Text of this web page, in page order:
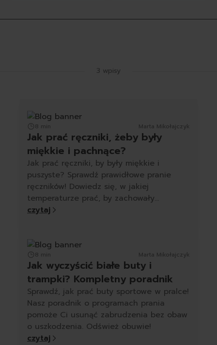
3 wpisy
8 min Marta Mikołajczyk
Jak prać ręczniki, żeby były
miękkie i pachnące?
Jak prać ręczniki, by były miękkie i
puszyste? Sprawdź prawidłowe pranie
ręczników! Dowiedz się, w jakiej
temperaturze prać, by zachowały
miękkość.
czytaj
8 min Marta Mikołajczyk
Jak wyczyścić białe buty i
trampki? Kompletny poradnik
Sprawdź, jak prać buty sportowe w pralce!
Nasz poradnik o programach prania
pomoże Ci usunąć zabrudzenia bez obaw
o uszkodzenia. Odśwież obuwie!
czytaj